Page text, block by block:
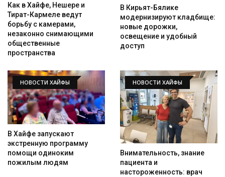
Как в Хайфе, Нешере и
Тират-Кармеле ведут
борьбу с камерами,
незаконно снимающими
общественные
пространства
В Кирьят-Бялике
модернизируют кладбище:
новые дорожки,
освещение и удобный
доступ
НОВОСТИ ХАЙФЫ
В Хайфе запускают
экстренную программу
помощи одиноким
пожилым людям
НОВОСТИ ХАЙФЫ
Внимательность, знание
пациента и
настороженность: врач